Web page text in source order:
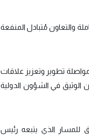
والتعاون مُتبادل المنفعة
تطوير وتعزيز علاقات
الوثيق في الشؤون الدولية
للمسار الذي يتبعه رئيس